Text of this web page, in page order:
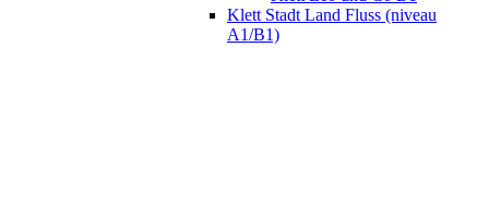
Klett Stadt Land Fluss (niveau
A1/B1)